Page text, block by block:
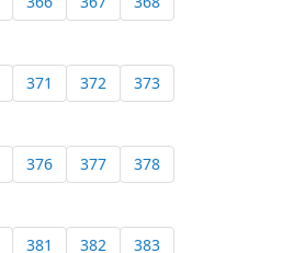
371 372 373
376 377 378
381 382 383